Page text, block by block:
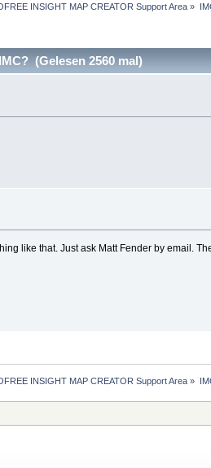
INSIGHT MAP CREATOR Support Area »
(Gelesen 2560 mal)
like that. Just ask Matt Fender by email.
INSIGHT MAP CREATOR Support Area »